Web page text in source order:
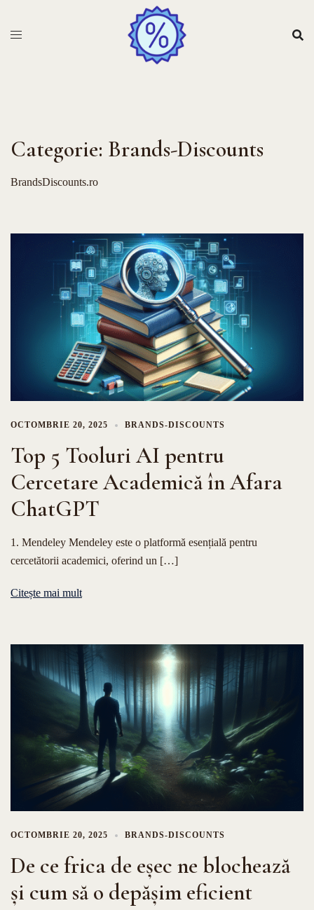
Categorie: Brands-Discounts
BrandsDiscounts.ro
OCTOMBRIE 20, 2025 BRANDS-DISCOUNTS
Top 5 Tooluri AI pentru
Cercetare Academică în Afara
ChatGPT
1. Mendeley Mendeley este o platformă esențială pentru
cercetătorii academici, oferind un […]
Citește mai mult
OCTOMBRIE 20, 2025 BRANDS-DISCOUNTS
De ce frica de eșec ne blochează
și cum să o depășim eficient